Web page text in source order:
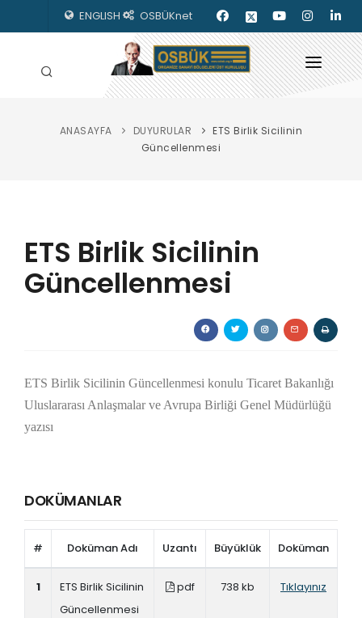
ENGLISH OSBÜKnet
HAKKIMIZDA
KILAVUZLAR
YAYINLARIMIZ
ANASAYFA DUYURULAR
ETS Birlik Sicilinin
Güncellenmesi
ETS Birlik Sicilinin
Güncellenmesi
ETS Birlik Sicilinin Güncellenmesi konulu Ticaret Bakanlığı
Uluslararası Anlaşmalar ve Avrupa Birliği Genel Müdürlüğü
yazısı
DOKÜMANLAR
# Doküman Adı Uzantı Büyüklük Doküman
1
ETS Birlik Sicilinin
Güncellenmesi
pdf 738 kb Tıklayınız